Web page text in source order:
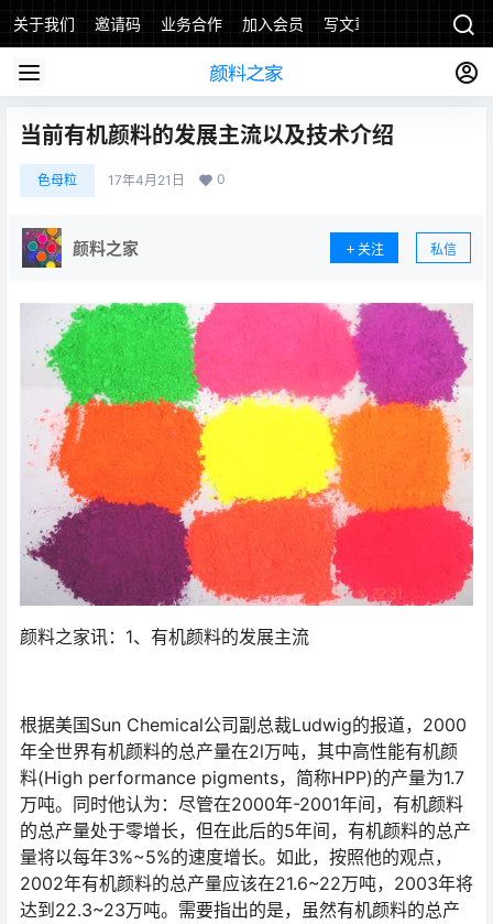
关于我们 邀请码 业务合作 加入会员 写文章
当前有机颜料的发展主流以及技术介绍
色母粒 17年4月21日 0
颜料之家 关注 私信
颜料之家讯：1、有机颜料的发展主流
根据美国Sun Chemical公司副总裁Ludwig的报道，2000
年全世界有机颜料的总产量在2l万吨，其中高性能有机颜
料(High performance pigments，简称HPP)的产量为1.7
万吨。同时他认为：尽管在2000年-2001年间，有机颜料
的总产量处于零增长，但在此后的5年间，有机颜料的总产
量将以每年3%~5%的速度增长。如此，按照他的观点，
2002年有机颜料的总产量应该在21.6~22万吨，2003年将
达到22.3~23万吨。需要指出的是，虽然有机颜料的总产